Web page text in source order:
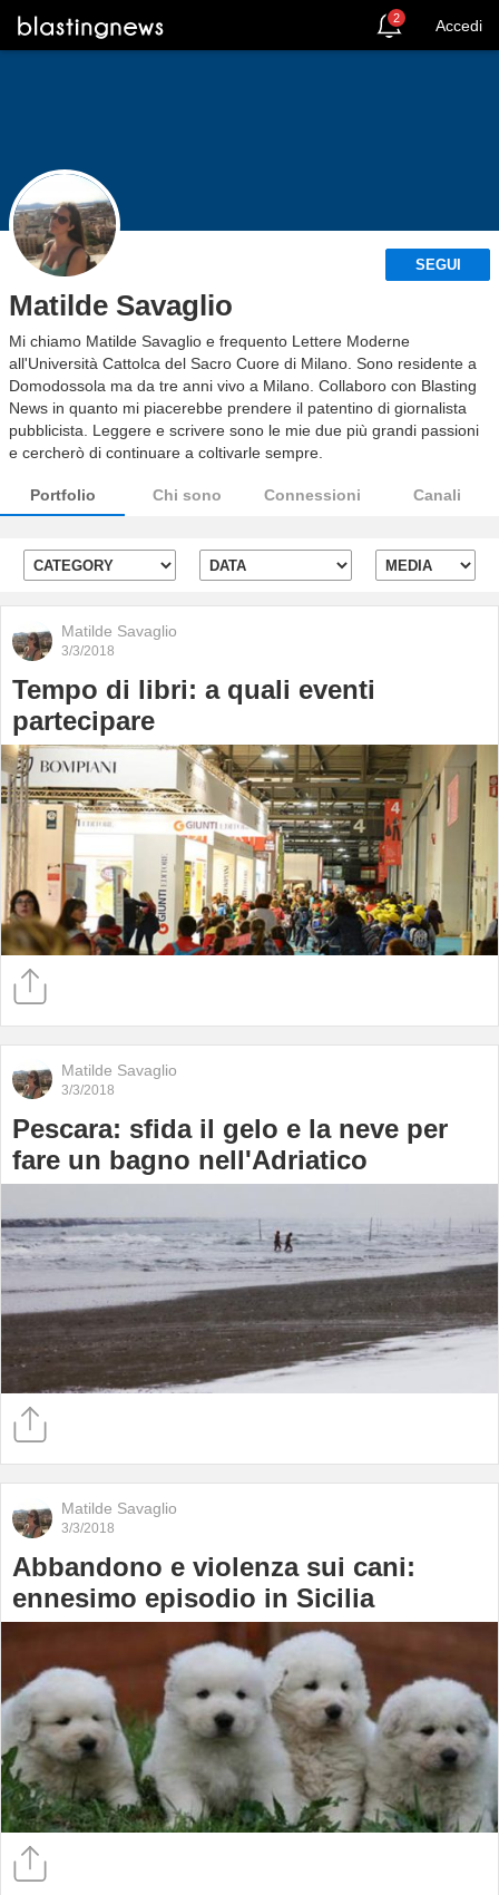
2 Accedi
SEGUI
Matilde Savaglio
Mi chiamo Matilde Savaglio e frequento Lettere Moderne
all'Università Cattolca del Sacro Cuore di Milano. Sono residente a
Domodossola ma da tre anni vivo a Milano. Collaboro con Blasting
News in quanto mi piacerebbe prendere il patentino di giornalista
pubblicista. Leggere e scrivere sono le mie due più grandi passioni
e cercherò di continuare a coltivarle sempre.
Portfolio Chi sono Connessioni Canali
Matilde Savaglio
3/3/2018
Tempo di libri: a quali eventi
partecipare
Matilde Savaglio
3/3/2018
Pescara: sfida il gelo e la neve per
fare un bagno nell'Adriatico
Matilde Savaglio
3/3/2018
Abbandono e violenza sui cani:
ennesimo episodio in Sicilia